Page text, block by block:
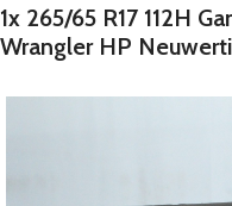
1x 265/65 R17 112H
Wrangler HP